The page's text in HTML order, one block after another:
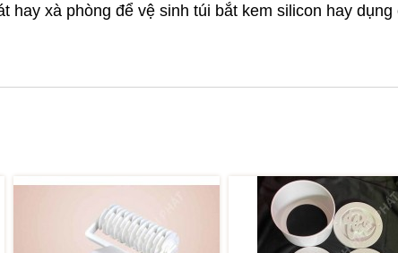
xà phòng để vệ sinh túi bắt kem silicon hay